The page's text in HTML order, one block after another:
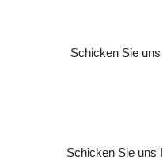
Schicken Sie
Schicken Sie uns